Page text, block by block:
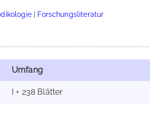
| Forschungsliteratur
Umfang
I + 238 Blätter